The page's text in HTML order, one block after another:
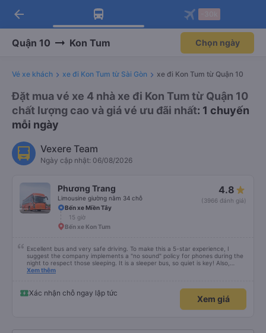
Tải app Vexere ngay!
Nhận ưu đãi thành viên độc
Mở app
Tải app Vexere
-30k/ghế khi đặt vé máy bay qua
Mở app
arrow_back
Quận 10 Kon Tum Chọn ngày
Vé xe khách xe đi Kon Tum từ Sài Gòn xe đi Kon Tum từ Quận 10
Đặt mua vé xe 4 nhà xe đi Kon Tum từ Quận 10
chất lượng cao và giá vé ưu đãi nhất: 1 chuyến
mỗi ngày
Vexere Team
Ngày cập nhật: 06/08/2026
Phương Trang
Limousine giường nằm 34 chỗ
4.8
(3966 đánh giá)
Bến xe Miền Tây
15 giờ
Bến xe Kon Tum
Excellent bus and very safe driving. To make this a 5-star experience, I
suggest the company implements a "no sound" policy for phones during the
night to respect those sleeping. It is a sleeper bus, so quiet is key! Also,
please display the Wi-Fi password clearly inside the cabin for convenience. I
quy định rõ ràng về việc giữ im lặng (tắt âm thanh điện thoại) vào ban đêm
để tránh làm phiền hành khách khác ngủ. Ngoài ra, nhà xe nên dán sẵn mật
khẩu Wi-Fi trong xe để hành khách dễ dàng sử dụng. Tôi vẫn sẽ tiếp tục ủng
Xem thêm
Xác nhận chỗ ngay lập tức
Xem giá